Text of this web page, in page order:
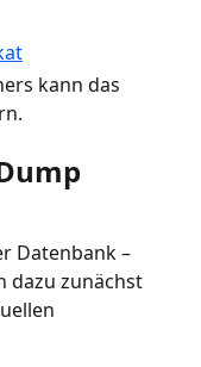
kann das
Datenbank –
dazu zunächst